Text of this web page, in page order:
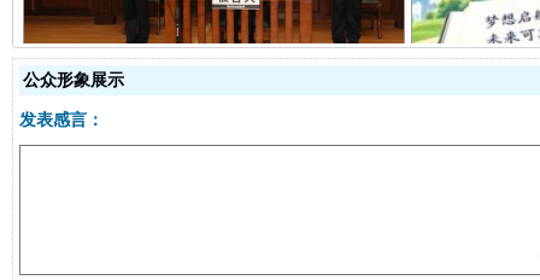
公众形象展示
发表感言：